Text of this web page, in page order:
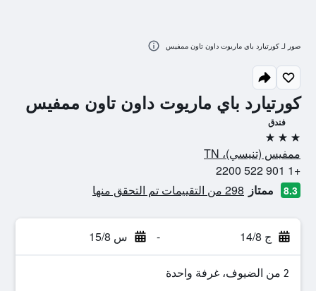
كورتيارد باي ماريوت داون تاون ممفيس
فندق
3 نجوم
ممفيس (تنيسي)، TN
+1 901 522 2200
8.3 ممتاز 298 من التقييمات تم التحقق منها
ج 14/8 - س 15/8
2 من الضيوف، غرفة واحدة
صور لـ كورتيارد باي ماريوت داون تاون ممفيس